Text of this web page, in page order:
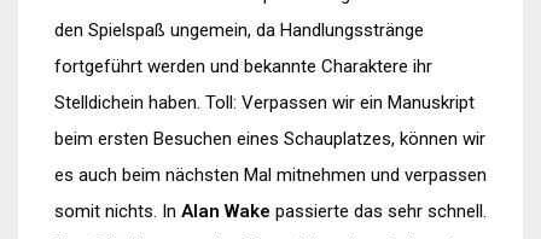
den Spielspaß ungemein, da Handlungsstränge
fortgeführt werden und bekannte Charaktere ihr
Stelldichein haben. Toll: Verpassen wir ein Manuskript
beim ersten Besuchen eines Schauplatzes, können wir
es auch beim nächsten Mal mitnehmen und verpassen
somit nichts. In Alan Wake passierte das sehr schnell.